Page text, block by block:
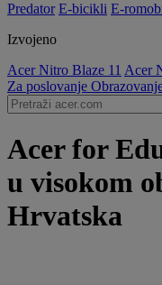
Predator E-bicikli E-
Izvojeno
Acer Nitro Blaze 11 Acer
Za poslovanje
Acer for
u visokom
Hrvatska